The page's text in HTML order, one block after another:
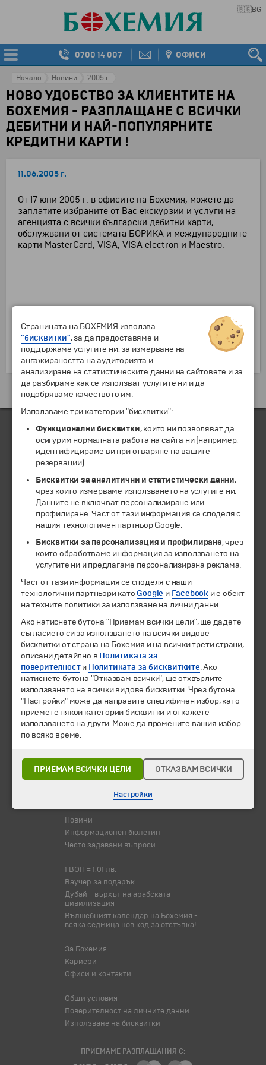
🇧🇬BG
0700 14 007 ОФИСИ
Начало Новини 2005 г.
НОВО УДОБСТВО ЗА КЛИЕНТИТЕ НА
БОХЕМИЯ - РАЗПЛАЩАНЕ С ВСИЧКИ
ДЕБИТНИ И НАЙ-ПОПУЛЯРНИТЕ
КРЕДИТНИ КАРТИ !
11.06.2005 г.
От 17 юни 2005 г. в офисите на Бохемия, можете да
заплатите избраните от Вас екскурзии и услуги на
агенцията с всички български дебитни карти,
обслужвани от системата БОРИКА и международните
карти MasterCard, VISA, VISA electron и Maestro.
ЧЛЕН НА
© 1994-2026 Бохемия ООД.Всички права запазени.
Екскурзии и почивки
Направления
Календар
Всички програми от А до Я
Промоции
Горещи оферти
Потвърдени дати
Празници
Оферта на деня
Самолетни билети
Корпоративно обслужване
Новини
Информационен бюлетин
Често задавани въпроси
1 BOH = 1,01 лв.
Ваучер за подарък
Дубай - върхът на арабската
цивилизация
Вълшебният календар на Бохемия -
всяка седмица нов код за отстъпка!
За Бохемия
Кариери
Офиси и контакти
Общи условия
Поверителност на личните данни
Използване на бисквитки
ПРИЕМАМЕ РАЗПЛАЩАНИЯ С:
Страницата на БОХЕМИЯ използва
"бисквитки", за да предоставяме и
поддържаме услугите ни, за измерване на
ангажираността на аудиторията и
анализиране на статистическите данни на сайтовете и за
да разбираме как се използват услугите ни и да
подобряваме качеството им.
Използваме три категории "бисквитки":
Функционални бисквитки, които ни позволяват да
осигурим нормалната работа на сайта ни (например,
идентифицираме ви при отваряне на вашите
резервации).
Бисквитки за аналитични и статистически данни,
чрез които измерваме използването на услугите ни.
Данните не включват персонализиране или
профилиране. Част от тази информация се споделя с
нашия технологичен партньор Google.
Бисквитки за персонализация и профилиране, чрез
които обработваме информация за използването на
услугите ни и предлагаме персонализирана реклама.
Част от тази информация се споделя с наши
технологични партньори като Google и Facebook и е обект
на техните политики за използване на лични данни.
Ако натиснете бутона "Приемам всички цели", ще дадете
съгласието си за използването на всички видове
бисквитки от страна на Бохемия и на всички трети страни,
описани детайлно в Политиката за
поверителности Политиката за бисквитките. Ако
натиснете бутона "Отказвам всички", ще отхвърлите
използването на всички видове бисквитки. Чрез бутона
"Настройки" може да направите специфичен избор, като
приемете някои категории бисквитки и откажете
използването на други. Може да промените вашия избор
по всяко време.
ПРИЕМАМ ВСИЧКИ ЦЕЛИ ОТКАЗВАМ ВСИЧКИ
Настройки